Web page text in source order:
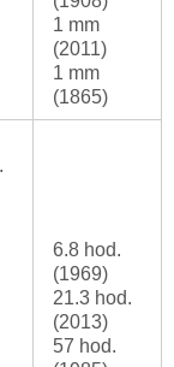
1 mm
(2011)
1 mm
(1865)
6.8 hod.
(1969)
21.3 hod.
(2013)
57 hod.